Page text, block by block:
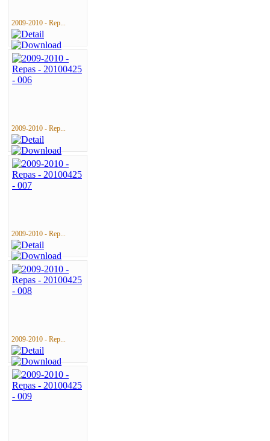
2009-2010 - Rep...
2009-2010 - Rep...
2009-2010 - Rep...
2009-2010 - Rep...